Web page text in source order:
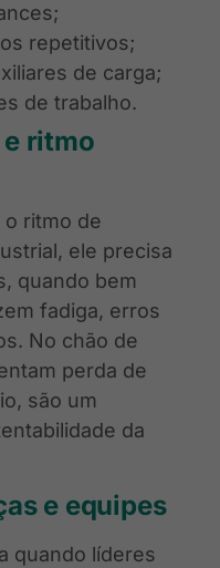
repetitivos;
de carga;
de trabalho.
ritmo
ritmo de
ele precisa
quando bem
fadiga, erros
No chão de
perda de
são um
da
e equipes
quando líderes